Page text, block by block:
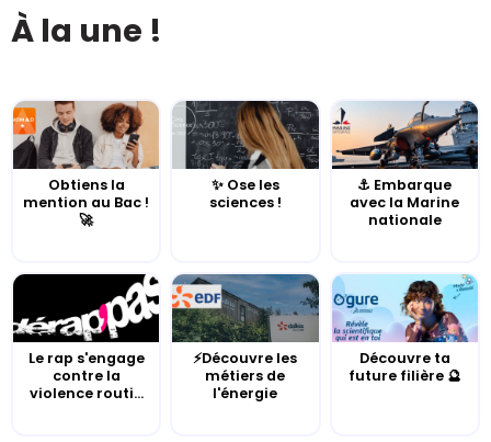
À la une !
Obtiens la
mention au Bac !
🚀
✨ Ose les
sciences !
⚓️ Embarque
avec la Marine
nationale
Le rap s'engage
contre la
violence routi...
⚡Découvre les
métiers de
l'énergie
Découvre ta
future filière 🔮